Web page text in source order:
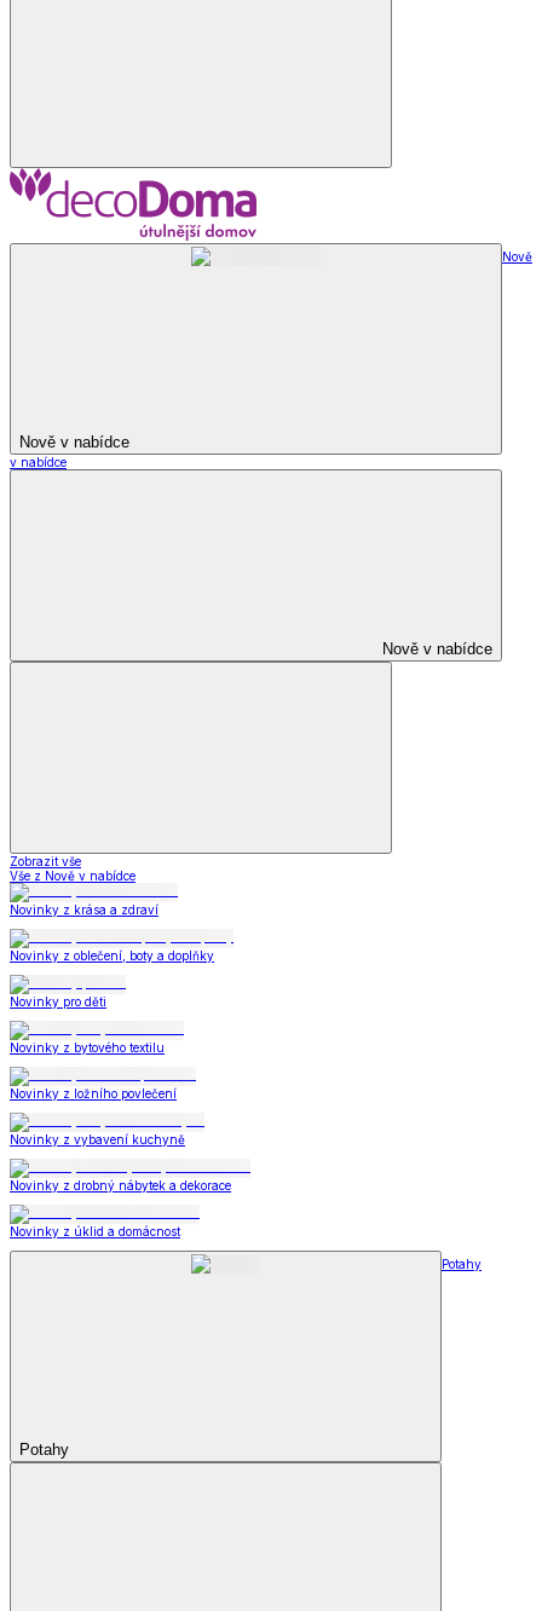
Nově v nabídce
Nově
v nabídce
Nově v nabídce
Zobrazit vše
Vše z Nově v nabídce
Novinky z krása a zdraví
Novinky z oblečení, boty a doplňky
Novinky pro děti
Novinky z bytového textilu
Novinky z ložního povlečení
Novinky z vybavení kuchyně
Novinky z drobný nábytek a dekorace
Novinky z úklid a domácnost
Potahy
Potahy